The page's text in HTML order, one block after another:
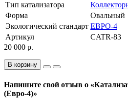
Тип катализатора
Форма
Овальный
Экологический стандарт ЕВРО-4
Артикул
CATR-83
20 000 р.
В корзину
Напишите свой отзыв о
(Евро-4)»